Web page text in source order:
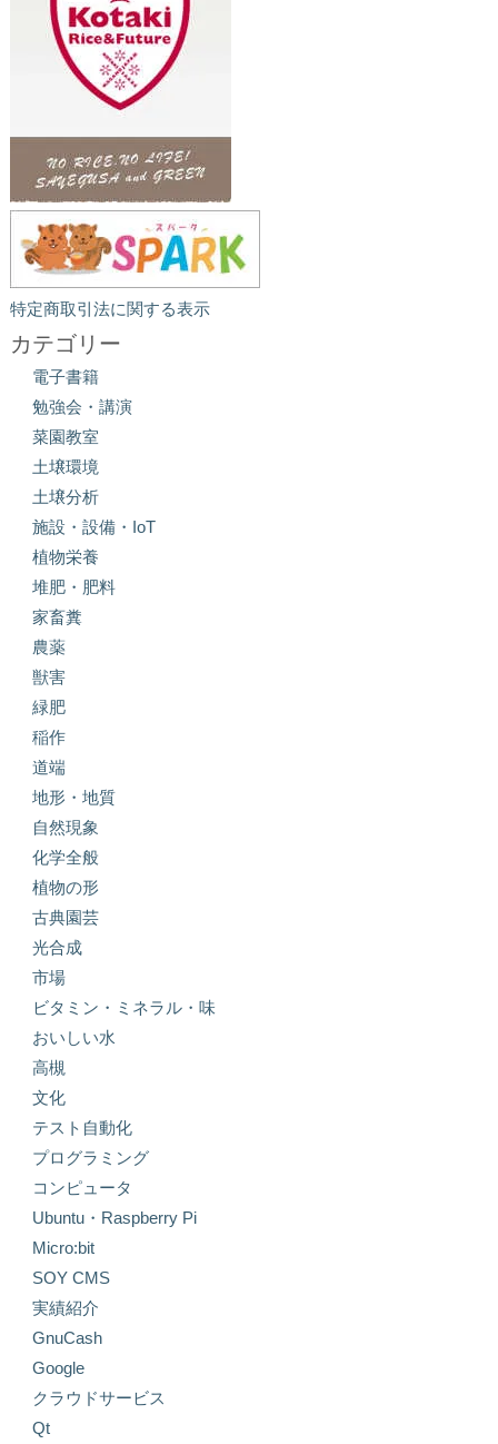
特定商取引法に関する表示
カテゴリー
電子書籍
勉強会・講演
菜園教室
土壌環境
土壌分析
施設・設備・IoT
植物栄養
堆肥・肥料
家畜糞
農薬
獣害
緑肥
稲作
道端
地形・地質
自然現象
化学全般
植物の形
古典園芸
光合成
市場
ビタミン・ミネラル・味
おいしい水
高槻
文化
テスト自動化
プログラミング
コンピュータ
Ubuntu・Raspberry Pi
Micro:bit
SOY CMS
実績紹介
GnuCash
Google
クラウドサービス
Qt